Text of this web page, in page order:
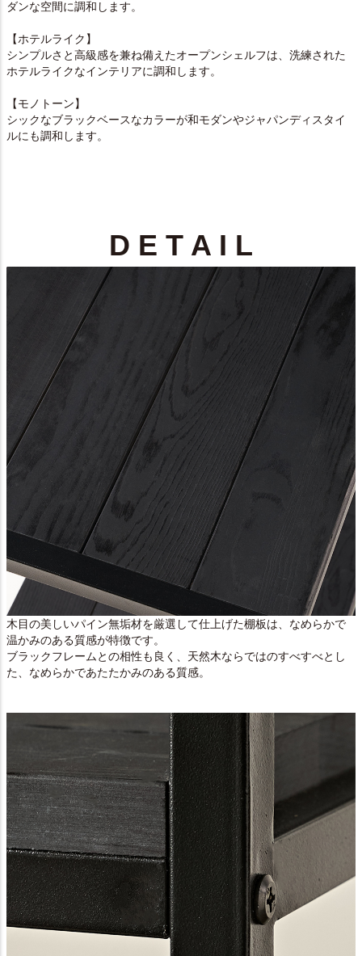
ダンな空間に調和します。
【ホテルライク】
シンプルさと高級感を兼ね備えたオープンシェルフは、洗練された
ホテルライクなインテリアに調和します。
【モノトーン】
シックなブラックベースなカラーが和モダンやジャパンディスタイ
ルにも調和します。
D E T A I L
木目の美しいパイン無垢材を厳選して仕上げた棚板は、なめらかで
温かみのある質感が特徴です。
ブラックフレームとの相性も良く、天然木ならではのすべすべとし
た、なめらかであたたかみのある質感。